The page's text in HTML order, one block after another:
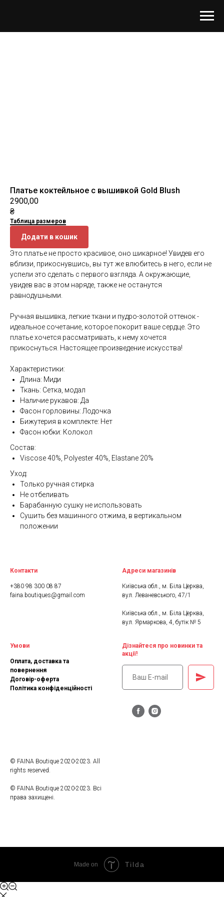
Платье коктейльное с вышивкой Gold Blush
2900,00
₴
Таблица размеров
Додати в кошик
Это платье не просто красивое, оно шикарное! Увидев его
вблизи, прикоснувшись, вы тут же влюбитесь в него, если не
успели это сделать с первого взгляда. А окружающие,
увидев вас в этом наряде, также не останутся
равнодушными.
Ручная вышивка, легкие ткани и пудро-золотой оттенок -
идеальное сочетание, которое покорит ваше сердце. Это
платье хочется рассматривать, к нему хочется
прикоснуться. Настоящее произведение искусства!
Характеристики:
Длина: Миди
Ткань: Сетка, модал
Наличие рукавов: Да
Фасон горловины: Лодочка
Бижутерия в комплекте: Нет
Фасон юбки: Колокол
Состав:
Viscose 40%, Polyester 40%, Elastane 20%
Уход:
Только ручная стирка
Не отбеливать
Барабанную сушку не использовать
Сушить без машинного отжима, в вертикальном
положении
Контакти
+380 98 300 08 87
faina.boutiques@gmail.com
Адреси магазинів
Київська обл., м. Біла Церква,
вул. Леваневського, 47/1
Київська обл., м. Біла Церква,
вул. Ярмаркова, 4, бутік № 5
Умови
Оплата, доставка та
повернення
Договір-оферта
Політика конфіденційності
Дізнайтеся про новинки та
акції!
© FAINA Boutique 2020-2023. All
rights reserved.
© FAINA Boutique 2020-2023. Всі
права захищені.
Made on Tilda